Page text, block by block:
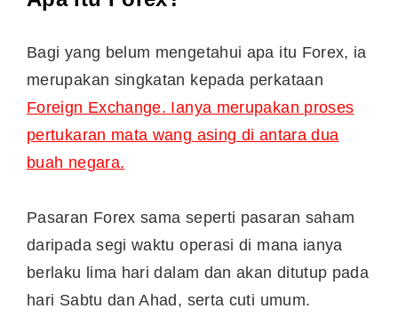
Bagi yang belum mengetahui apa itu Forex, ia
merupakan singkatan kepada perkataan
Foreign Exchange. Ianya merupakan proses
pertukaran mata wang asing di antara dua
buah negara.
Pasaran Forex sama seperti pasaran saham
daripada segi waktu operasi di mana ianya
berlaku lima hari dalam dan akan ditutup pada
hari Sabtu dan Ahad, serta cuti umum.